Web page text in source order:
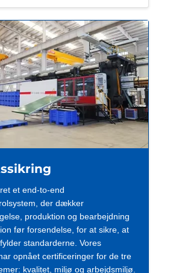
et end-to-end
der dækker
produktion og bearbejdning
før forsendelse, for at sikre, at
standarderne. Vores
opnået certificeringer for de tre
kvalitet, miljø og arbejdsmiljø.